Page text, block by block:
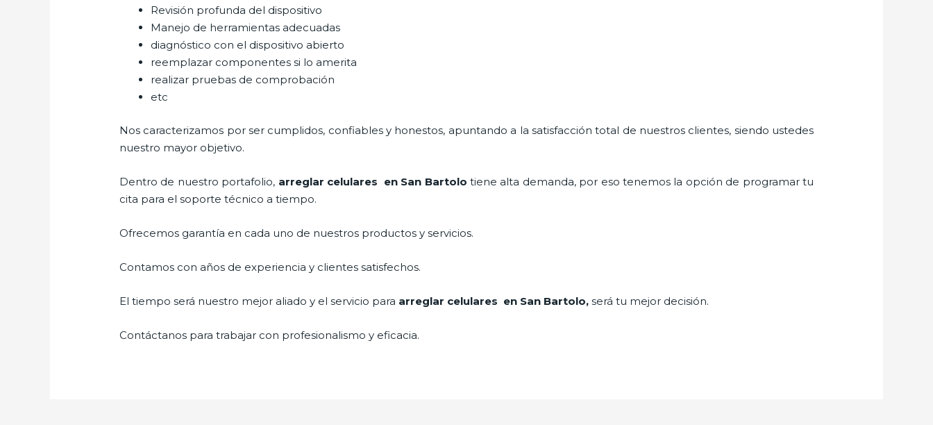
Revisión profunda del dispositivo
Manejo de herramientas adecuadas
diagnóstico con el dispositivo abierto
reemplazar componentes si lo amerita
realizar pruebas de comprobación
etc
Nos caracterizamos por ser cumplidos, confiables y honestos, apuntando a la satisfacción total de nuestros clientes, siendo ustedes
nuestro mayor objetivo.
Dentro de nuestro portafolio, arreglar celulares en San Bartolo tiene alta demanda, por eso tenemos la opción de programar tu
cita para el soporte técnico a tiempo.
Ofrecemos garantía en cada uno de nuestros productos y servicios.
Contamos con años de experiencia y clientes satisfechos.
El tiempo será nuestro mejor aliado y el servicio para arreglar celulares en San Bartolo,será tu mejor decisión.
Contáctanos para trabajar con profesionalismo y eficacia.